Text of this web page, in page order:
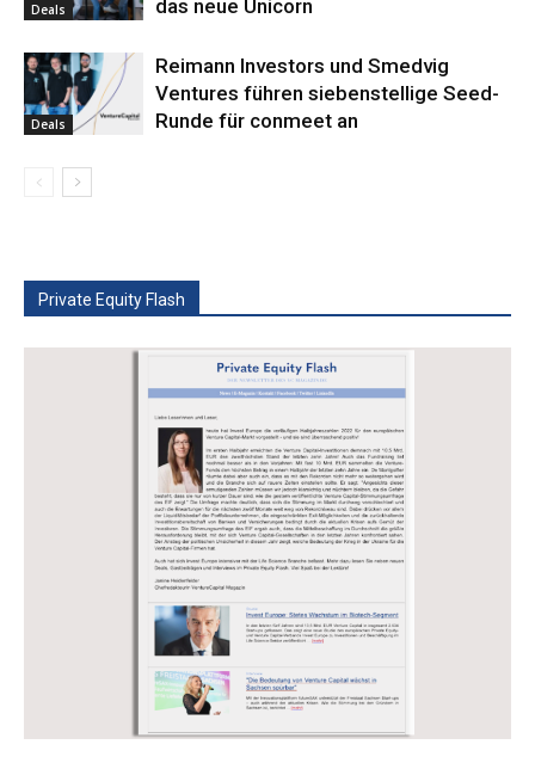
Deals das neue Unicorn
Deals
Reimann Investors und Smedvig
Ventures führen siebenstellige Seed-
Runde für conmeet an
Private Equity Flash